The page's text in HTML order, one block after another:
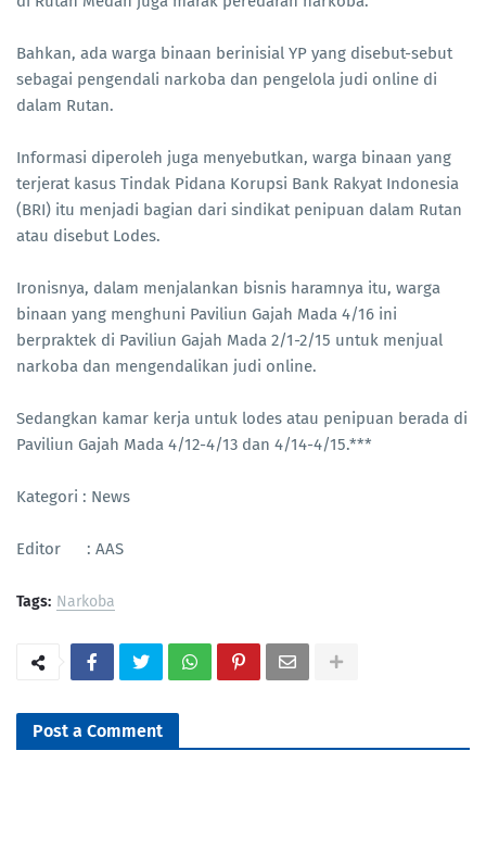
Bahkan, ada warga binaan berinisial YP yang disebut-sebut
sebagai pengendali narkoba dan pengelola judi online di
dalam Rutan.
Informasi diperoleh juga menyebutkan, warga binaan yang
terjerat kasus Tindak Pidana Korupsi Bank Rakyat Indonesia
(BRI) itu menjadi bagian dari sindikat penipuan dalam Rutan
atau disebut Lodes.
Ironisnya, dalam menjalankan bisnis haramnya itu, warga
binaan yang menghuni Paviliun Gajah Mada 4/16 ini
berpraktek di Paviliun Gajah Mada 2/1-2/15 untuk menjual
narkoba dan mengendalikan judi online.
Sedangkan kamar kerja untuk lodes atau penipuan berada di
Paviliun Gajah Mada 4/12-4/13 dan 4/14-4/15.***
Kategori : News
Editor : AAS
Tags: Narkoba
Post a Comment